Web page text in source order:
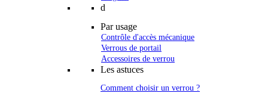
d
Par usage
Contrôle d'accès mécanique
Verrous de portail
Accessoires de verrou
Les astuces
Comment choisir un verrou ?